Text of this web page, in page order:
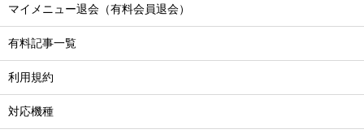
マイメニュー退会（有料会員退会）
有料記事一覧
利用規約
対応機種